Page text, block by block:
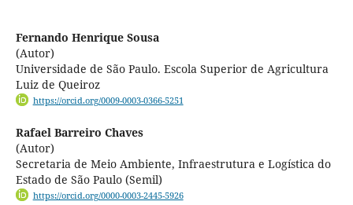
Fernando Henrique Sousa
(Autor)
Universidade de São Paulo. Escola Superior de Agricultura
Luiz de Queiroz
https://orcid.org/0009-0003-0366-5251
Rafael Barreiro Chaves
(Autor)
Secretaria de Meio Ambiente, Infraestrutura e Logística do
Estado de São Paulo (Semil)
https://orcid.org/0000-0003-2445-5926